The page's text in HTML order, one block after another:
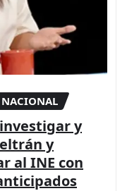
NACIONAL
y
y
al INE con